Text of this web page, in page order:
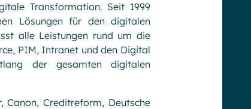
Transformation. Seit 1999
Lösungen für den digitalen
alle Leistungen rund um die
PIM, Intranet und den Digital
der gesamten digitalen
Canon, Creditreform, Deutsche